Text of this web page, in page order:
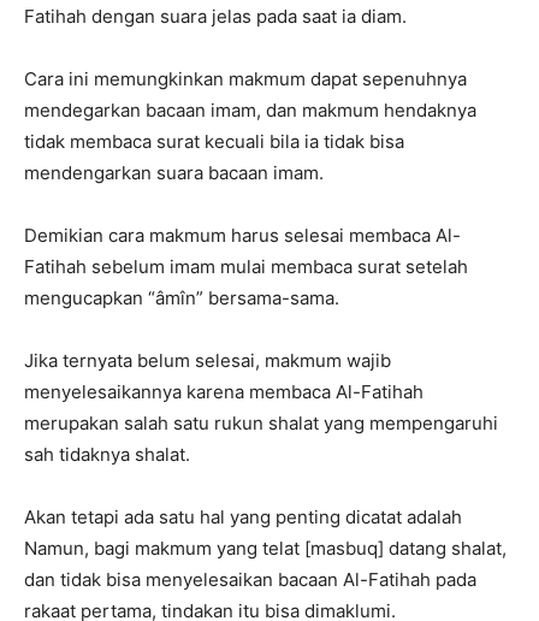
Fatihah dengan suara jelas pada saat ia diam.
Cara ini memungkinkan makmum dapat sepenuhnya
mendegarkan bacaan imam, dan makmum hendaknya
tidak membaca surat kecuali bila ia tidak bisa
mendengarkan suara bacaan imam.
Demikian cara makmum harus selesai membaca Al-
Fatihah sebelum imam mulai membaca surat setelah
mengucapkan “âmîn” bersama-sama.
Jika ternyata belum selesai, makmum wajib
menyelesaikannya karena membaca Al-Fatihah
merupakan salah satu rukun shalat yang mempengaruhi
sah tidaknya shalat.
Akan tetapi ada satu hal yang penting dicatat adalah
Namun, bagi makmum yang telat [masbuq] datang shalat,
dan tidak bisa menyelesaikan bacaan Al-Fatihah pada
rakaat pertama, tindakan itu bisa dimaklumi.